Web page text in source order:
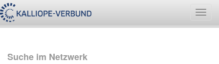
Suche im Netzwerk